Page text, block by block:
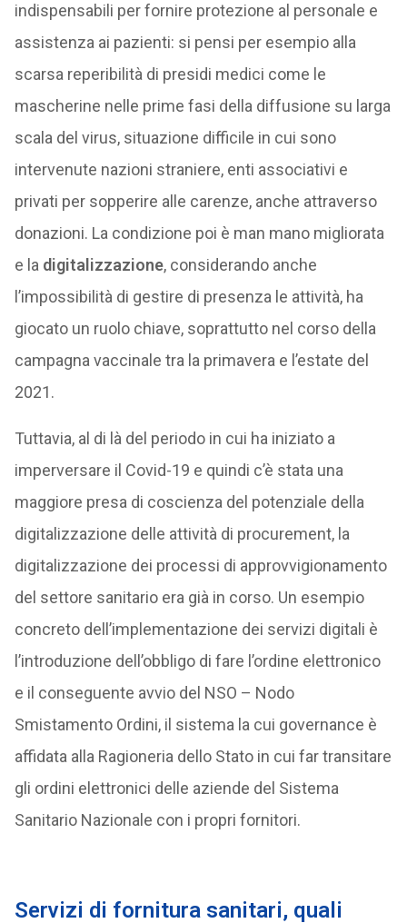
indispensabili per fornire protezione al personale e
assistenza ai pazienti: si pensi per esempio alla
scarsa reperibilità di presidi medici come le
mascherine nelle prime fasi della diffusione su larga
scala del virus, situazione difficile in cui sono
intervenute nazioni straniere, enti associativi e
privati per sopperire alle carenze, anche attraverso
donazioni. La condizione poi è man mano migliorata
e la digitalizzazione, considerando anche
l’impossibilità di gestire di presenza le attività, ha
giocato un ruolo chiave, soprattutto nel corso della
campagna vaccinale tra la primavera e l’estate del
2021.
Tuttavia, al di là del periodo in cui ha iniziato a
imperversare il Covid-19 e quindi c’è stata una
maggiore presa di coscienza del potenziale della
digitalizzazione delle attività di procurement, la
digitalizzazione dei processi di approvvigionamento
del settore sanitario era già in corso. Un esempio
concreto dell’implementazione dei servizi digitali è
l’introduzione dell’obbligo di fare l’ordine elettronico
e il conseguente avvio del NSO – Nodo
Smistamento Ordini, il sistema la cui governance è
affidata alla Ragioneria dello Stato in cui far transitare
gli ordini elettronici delle aziende del Sistema
Sanitario Nazionale con i propri fornitori.
Servizi di fornitura sanitari, quali